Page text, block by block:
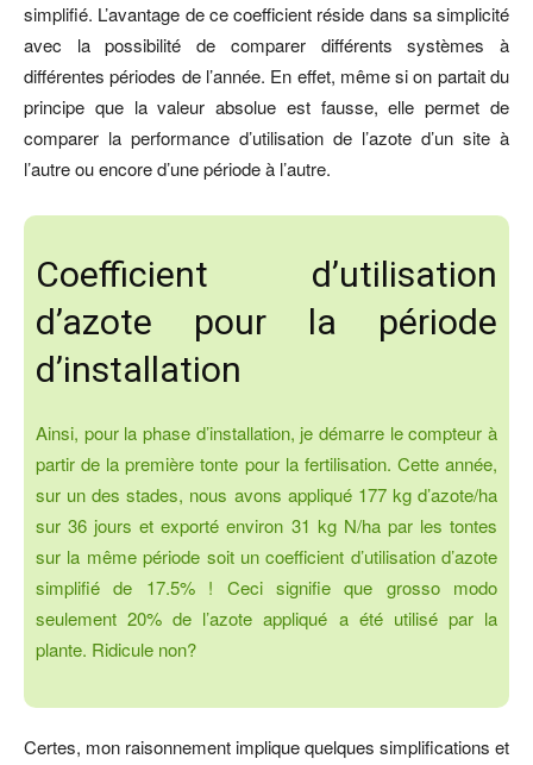
simplifié. L’avantage de ce coefficient réside dans sa simplicité
avec la possibilité de comparer différents systèmes à
différentes périodes de l’année. En effet, même si on partait du
principe que la valeur absolue est fausse, elle permet de
comparer la performance d’utilisation de l’azote d’un site à
l’autre ou encore d’une période à l’autre.
Coefficient d’utilisation
d’azote pour la période
d’installation
Ainsi, pour la phase d’installation, je démarre le compteur à
partir de la première tonte pour la fertilisation. Cette année,
sur un des stades, nous avons appliqué 177 kg d’azote/ha
sur 36 jours et exporté environ 31 kg N/ha par les tontes
sur la même période soit un coefficient d’utilisation d’azote
simplifié de 17.5% ! Ceci signifie que grosso modo
seulement 20% de l’azote appliqué a été utilisé par la
plante. Ridicule non?
Certes, mon raisonnement implique quelques simplifications et